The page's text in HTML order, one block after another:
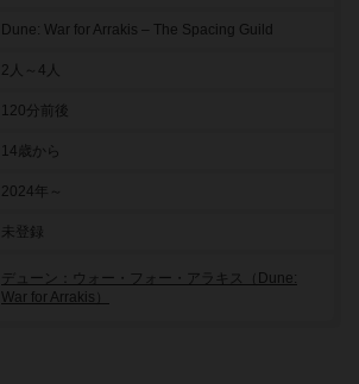
Dune: War for Arrakis – The Spacing Guild
2人～4人
120分前後
14歳から
2024年～
未登録
デューン：ウォー・フォー・アラキス（Dune:
War for Arrakis）